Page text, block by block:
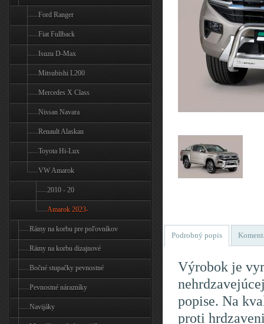
Podrobný popis
Výrobok je
popise. Na
proti
Ford Ranger
Fiat Fullback
Isuzu D-Max
Mitsubishi L200
Mercedes X Class
Nissan Navara
Renault Alaskan
Toyota Hi-Lux
VW Amarok
2010 - 20
Amarok 2023-
Rámy na korbu pre poľovníkov
Rámy na korbu dizajnové
Bočné stupačky pevnostné
Pevnostné nárazníky
Navijáky